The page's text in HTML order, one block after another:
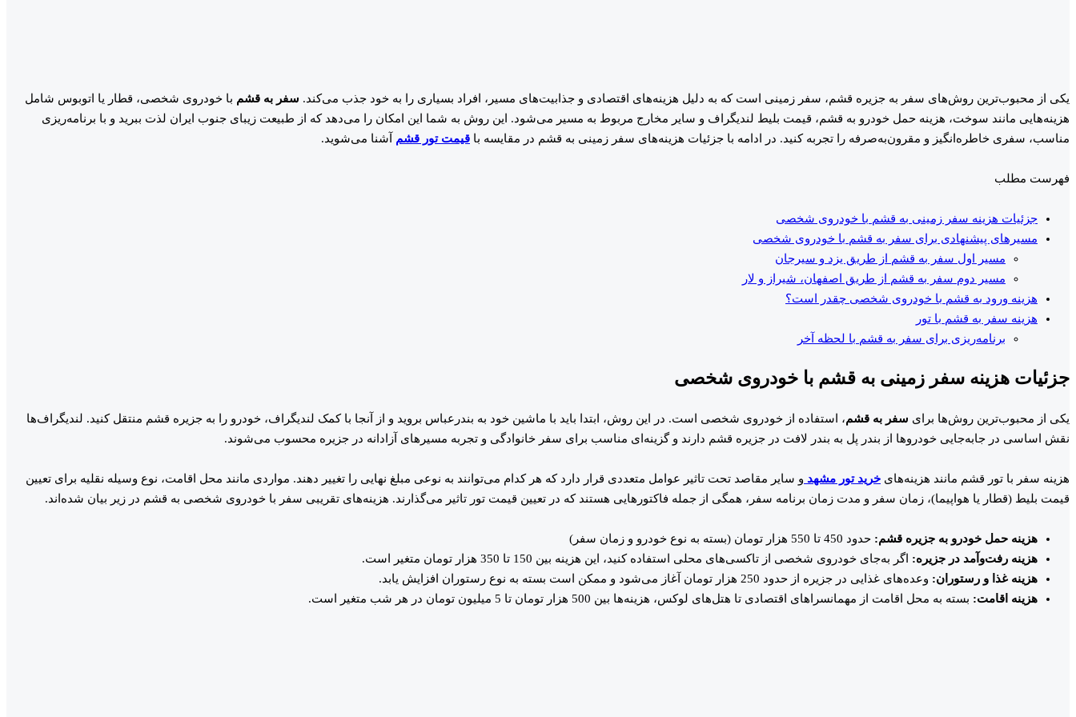
یکی از محبوب‌ترین روش‌های سفر به جزیره قشم، سفر زمینی است که به دلیل هزینه‌های اقتصادی و جذابیت‌های مسیر، افراد بسیاری را به خود جذب می‌کند. سفر به قشم با خودروی شخصی، قطار یا اتوبوس شامل
هزینه‌هایی مانند سوخت، هزینه حمل خودرو به قشم، قیمت بلیط لندیگراف و سایر مخارج مربوط به مسیر می‌شود. این روش به شما این امکان را می‌دهد که از طبیعت زیبای جنوب ایران لذت ببرید و با برنامه‌ریزی
مناسب، سفری خاطره‌انگیز و مقرون‌به‌صرفه را تجربه کنید. در ادامه با جزئیات هزینه‌های سفر زمینی به قشم در مقایسه با قیمت تور قشم آشنا می‌شوید.
فهرست مطلب
جزئیات هزینه سفر زمینی به قشم با خودروی شخصی
مسیرهای پیشنهادی برای سفر به قشم با خودروی شخصی
مسیر اول سفر به قشم از طریق یزد و سیرجان
مسیر دوم سفر به قشم از طریق اصفهان، شیراز و لار
هزینه ورود به قشم با خودروی شخصی چقدر است؟
هزینه سفر به قشم با تور
برنامه‌ریزی برای سفر به قشم با لحظه آخر
جزئیات هزینه سفر زمینی به قشم با خودروی شخصی
یکی از محبوب‌ترین روش‌ها برای سفر به قشم، استفاده از خودروی شخصی است. در این روش، ابتدا باید با ماشین خود به بندرعباس بروید و از آنجا با کمک لندیگراف، خودرو را به جزیره قشم منتقل کنید. لندیگراف‌ها
نقش اساسی در جابه‌جایی خودروها از بندر پل به بندر لافت در جزیره قشم دارند و گزینه‌ای مناسب برای سفر خانوادگی و تجربه مسیرهای آزادانه در جزیره محسوب می‌شوند.
هزینه سفر با تور قشم مانند هزینه‌های خرید تور مشهد و سایر مقاصد تحت تاثیر عوامل متعددی قرار دارد که هر کدام می‌توانند به نوعی مبلغ نهایی را تغییر دهند. مواردی مانند محل اقامت، نوع وسیله نقلیه برای تعیین
قیمت بلیط (قطار یا هواپیما)، زمان سفر و مدت زمان برنامه سفر، همگی از جمله فاکتورهایی هستند که در تعیین قیمت تور تاثیر می‌گذارند. هزینه‌های تقریبی سفر با خودروی شخصی به قشم در زیر بیان شده‌اند.
هزینه حمل خودرو به جزیره قشم: حدود 450 تا 550 هزار تومان (بسته به نوع خودرو و زمان سفر)
هزینه رفت‌وآمد در جزیره: اگر به‌جای خودروی شخصی از تاکسی‌های محلی استفاده کنید، این هزینه بین 150 تا 350 هزار تومان متغیر است.
هزینه غذا و رستوران: وعده‌های غذایی در جزیره از حدود 250 هزار تومان آغاز می‌شود و ممکن است بسته به نوع رستوران افزایش یابد.
هزینه اقامت: بسته به محل اقامت از مهمانسراهای اقتصادی تا هتل‌های لوکس، هزینه‌ها بین 500 هزار تومان تا 5 میلیون تومان در هر شب متغیر است.